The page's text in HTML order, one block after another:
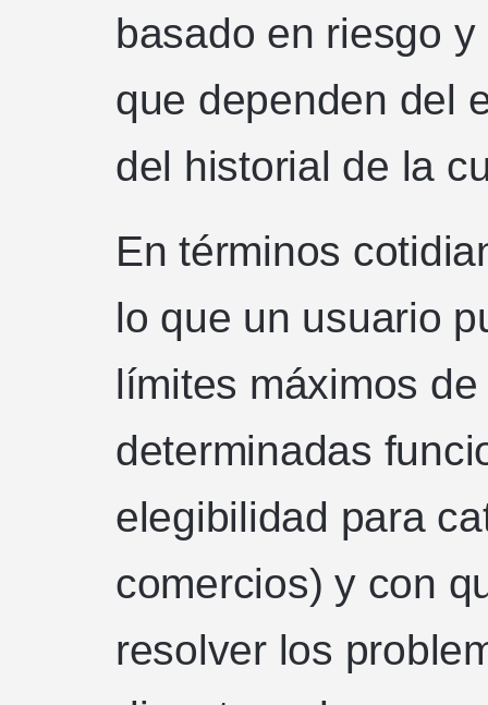
basado en riesgo
que dependen del
del historial de la
En términos
lo que un usuario
límites máximos
determinadas
elegibilidad para
comercios) y con
resolver los